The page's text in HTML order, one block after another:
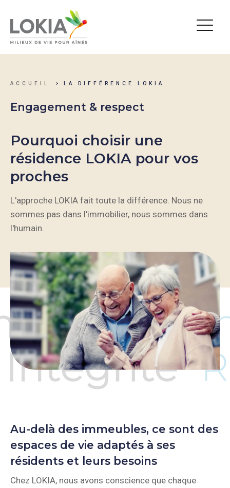
ACCUEIL LA DIFFÉRENCE LOKIA
Engagement & respect
Pourquoi choisir une
résidence LOKIA pour vos
proches
L'approche LOKIA fait toute la différence. Nous ne
sommes pas dans l'immobilier, nous sommes dans
l'humain.
Au-delà des immeubles, ce sont des
espaces de vie adaptés à ses
résidents et leurs besoins
Chez LOKIA, nous avons conscience que chaque